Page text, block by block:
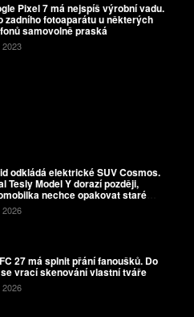
Pixel 7 má nejspíš výrobní vadu.
zadního fotoaparátu u některých
samovolně praská
2023
odkládá elektrické SUV Cosmos.
Tesly Model Y dorazí později,
nechce opakovat staré
2026
27 má splnit přání fanoušků. Do
vrací skenování vlastní tváře
2026